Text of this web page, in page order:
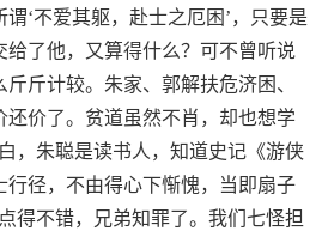
‘不爱其躯，赴士之厄困’，只要是
给了他，又算得什么？可不曾听说
斤计较。朱家、郭解扶危济困、
还价了。贫道虽然不肖，却也想学
，朱聪是读书人，知道史记《游侠
行径，不由得心下惭愧，当即扇子
得不错，兄弟知罪了。我们七怪担